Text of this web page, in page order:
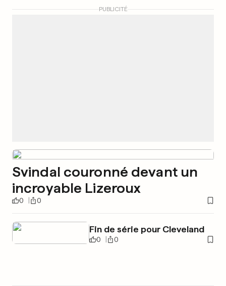
PUBLICITÉ
Svindal couronné devant un
incroyable Lizeroux
0 0
Fin de série pour Cleveland
0 0